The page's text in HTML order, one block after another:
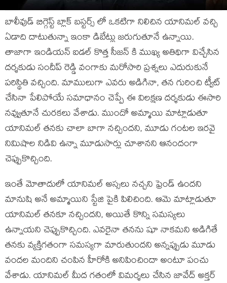
బాలీవుడ్ బిగ్గెస్ట్ బ్లాక్ బస్టర్స్ లో ఒకటిగా నిలిచిన యానిమల్ వచ్చి
ఏడాది దాటుతున్నా ఇంకా డిబేట్లు జరుగుతూనే ఉన్నాయి.
తాజాగా ఇండియన్ ఐడల్ కొత్త సీజన్ కి ముఖ్య అతిథిగా విచ్చేసిన
దర్శకుడు సందీప్ రెడ్డి వంగాకు మరోసారి ప్రశ్నలు ఎదురుకునే
పరిస్థితి వచ్చింది. మాములుగా ఎవరు అడిగినా, తన గురించి ట్వీట్
చేసినా పేలిపోయే సమాధానం చెప్పే ఈ విలక్షణ దర్శకుడు ఈసారి
నవ్వుతూనే చురకలు వేశాడు. ముందో అమ్మాయి మాట్లాడుతూ
యానిమల్ తనకు చాలా బాగా నచ్చిందని, మూడు గంటల ఇరవై
నిమిషాల నిడివి ఉన్నా మూడుసార్లు చూశానని ఆనందంగా
చెప్పుకొచ్చింది.
ఇంతే మోతాదులో యానిమల్ అస్సలు నచ్చని ఫ్రెండ్ ఉందని
మానుషి అనే అమ్మాయిని స్టేజి పైకి పిలిచింది. ఆమె మాట్లాడుతూ
యానిమల్ తనకూ నచ్చిందని, అయితే కొన్ని సమస్యలు
ఉన్నాయని చెప్పుకొచ్చింది. ఎవరైనా తనను షూ నాకమని అడిగితే
తనకు వ్యక్తిగతంగా సమస్యగా మారుతుందని అన్నప్పుడు మూడు
వందల మందిని చంపిన హీరోకి అనిపించిందా అంటూ పంచు
వేశాడు. యానిమల్ మీద గతంలో విమర్శలు చేసిన జావేద్ అక్తర్